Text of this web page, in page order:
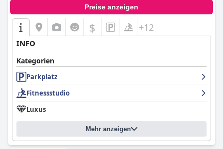
Preise anzeigen
$ +12
INFO
Kategorien
Parkplatz
Fitnessstudio
Luxus
Mehr anzeigen